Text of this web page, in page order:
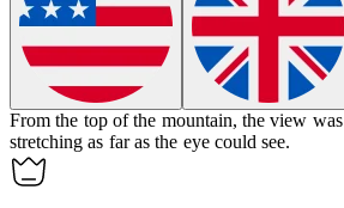
From the top of the mountain, the view was
stretching as far as the eye could see.